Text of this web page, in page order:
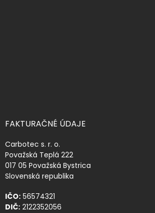
FAKTURAČNÉ ÚDAJE
Carbotec s. r. o.
Považská Teplá 222
017 05 Považská Bystrica
Slovenská republika
IČO: 56574321
DIČ: 2122352056